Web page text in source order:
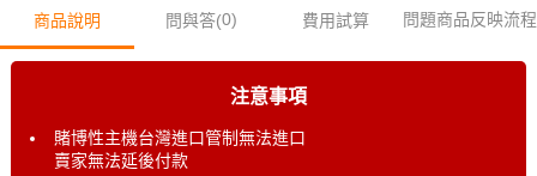
商品說明 問與答(0) 費用試算 問題商品反映流程
注意事項
賭博性主機台灣進口管制無法進口
賣家無法延後付款